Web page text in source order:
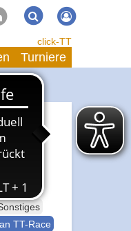
Suche Suchen
click-TT
Turniere
TT-Race